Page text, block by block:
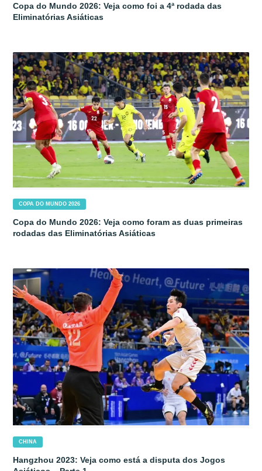
Copa do Mundo 2026: Veja como foi a 4ª rodada das
Eliminatórias Asiáticas
COPA DO MUNDO 2026
Copa do Mundo 2026: Veja como foram as duas primeiras
rodadas das Eliminatórias Asiáticas
CHINA
Hangzhou 2023: Veja como está a disputa dos Jogos